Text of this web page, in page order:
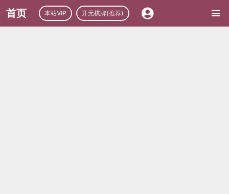
首页 本站VIP 开元棋牌(推荐)